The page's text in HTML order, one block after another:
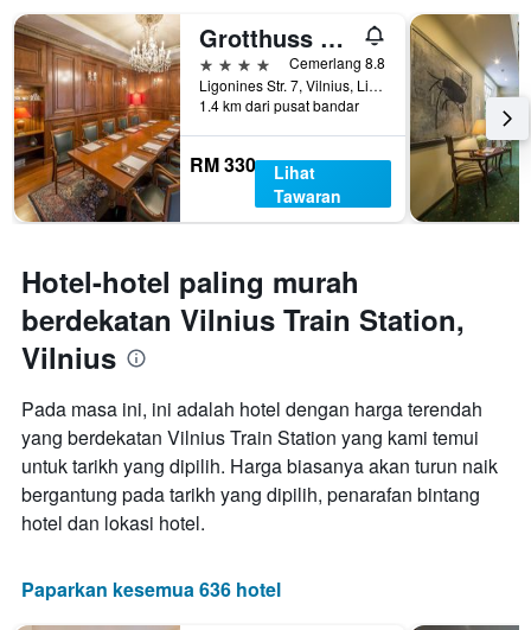
Grotthuss Boutique Hotel
4 bintang
Cemerlang 8.8
Ligonines Str. 7, Vilnius, Lithuania
1.4 km dari pusat bandar
RM 330
Lihat
Tawaran
Hotel-hotel paling murah
berdekatan Vilnius Train Station,
Vilnius
Pada masa ini, ini adalah hotel dengan harga terendah
yang berdekatan Vilnius Train Station yang kami temui
untuk tarikh yang dipilih. Harga biasanya akan turun naik
bergantung pada tarikh yang dipilih, penarafan bintang
hotel dan lokasi hotel.
Paparkan kesemua 636 hotel